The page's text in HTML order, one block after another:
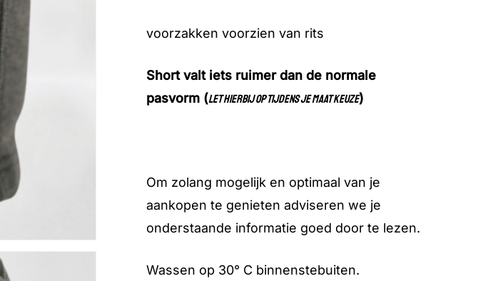
voorzakken voorzien van rits
Short valt iets ruimer dan de normale
pasvorm (let hierbij op tijdens je maat keuze)
Om zolang mogelijk en optimaal van je
aankopen te genieten adviseren we je
onderstaande informatie goed door te lezen.
Wassen op 30° C binnenstebuiten.